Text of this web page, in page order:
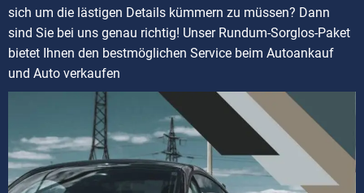
sich um die lästigen Details kümmern zu müssen? Dann
sind Sie bei uns genau richtig! Unser Rundum-Sorglos-Paket
bietet Ihnen den bestmöglichen Service beim Autoankauf
und Auto verkaufen